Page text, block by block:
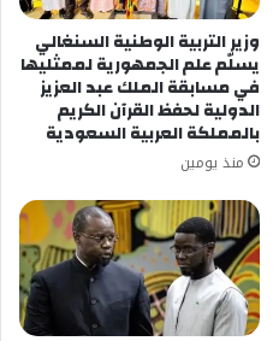
وزير التربية الوطنية السنغالي
يسلّم علم الجمهورية لممثليها
في مسابقة الملك عبد العزيز
الدولية لحفظ القرآن الكريم
بالمملكة العربية السعودية
منذ يومين